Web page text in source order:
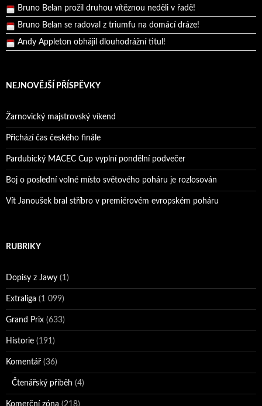
Bruno Belan prožil druhou vítěznou neděli v řadě!
Bruno Belan se radoval z triumfu na domácí dráze!
Andy Appleton obhájil dlouhodrážní titul!
NEJNOVĚJŠÍ PŘÍSPĚVKY
Žarnovický majstrovský víkend
Přichází čas českého finále
Pardubický MACEC Cup vyplní pondělní podvečer
Boj o poslední volné místo světového poháru je rozlosován
Vít Janoušek bral stříbro v premiérovém evropském poháru
RUBRIKY
Dopisy z Jawy (1)
Extraliga (1 099)
Grand Prix (633)
Historie (191)
Komentář (36)
Čtenářský příběh (4)
Komerční zóna (218)